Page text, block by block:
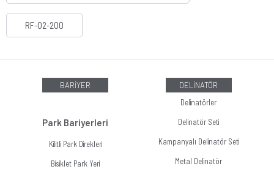
RF-02-200
BARİYER
Park Bariyerleri
Kilitli Park Direkleri
Bisiklet Park Yeri
DELİNATÖR
Delinatörler
Delinatör Seti
Kampanyalı Delinatör Seti
Metal Delinatör